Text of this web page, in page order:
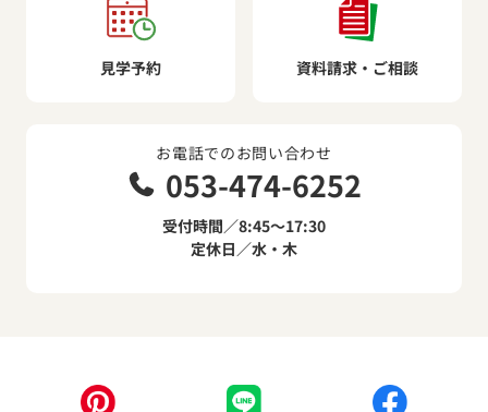
見学予約 資料請求・ご相談
お電話でのお問い合わせ
053-474-6252
受付時間／8:45～17:30
定休日／水・木